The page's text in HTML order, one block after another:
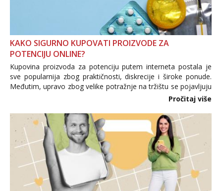
KAKO SIGURNO KUPOVATI PROIZVODE ZA
POTENCIJU ONLINE?
Kupovina proizvoda za potenciju putem interneta postala je
sve popularnija zbog praktičnosti, diskrecije i široke ponude.
Međutim, upravo zbog velike potražnje na tržištu se pojavljuju
i brojni krivotvoreni proizvodi, nepouzdane internetske
Pročitaj više